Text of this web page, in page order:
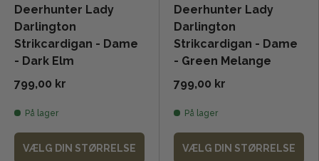
Deerhunter Lady
Darlington
Strikcardigan - Dame
- Dark Elm
799,00 kr
På lager
VÆLG DIN STØRRELSE
Deerhunter Lady
Darlington
Strikcardigan - Dame
- Green Melange
799,00 kr
På lager
VÆLG DIN STØRRELSE